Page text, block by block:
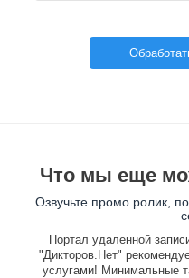
Что мы еще
Озвучьте промо ролик,
Портал удаленной
"Дикторов.Нет"
услугами! Минимальные